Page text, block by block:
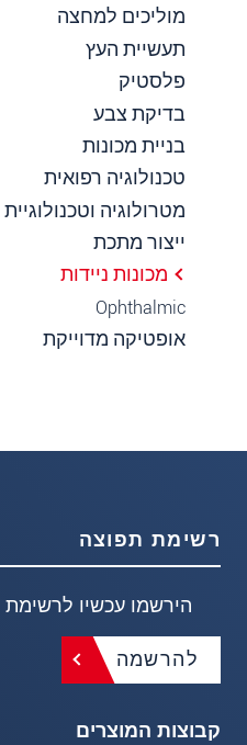
מוליכים למחצה
תעשיית העץ
פלסטיק
בדיקת צבע
בניית מכונות
טכנולוגיה רפואית
מטרולוגיה
ייצור מתכת
מכונות ניידות
Ophthalmic
אופטיקה מדוייקת
רשימת תפוצה
הירשמו עכשיו
להרשמה
קבוצות המוצרים